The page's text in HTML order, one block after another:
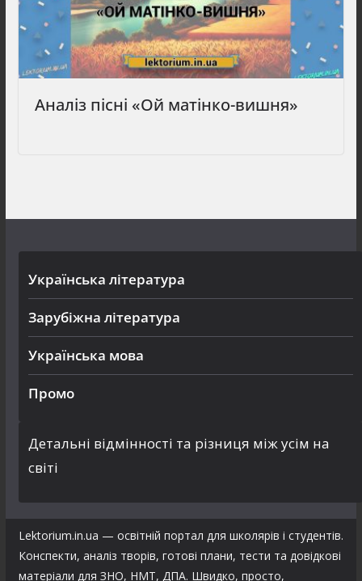
Аналіз пісні «Ой матінко-вишня»
Українська література
Зарубіжна література
Українська мова
Промо
Детальні відмінності та різниця між усім на
світі
Lektorium.in.ua — освітній портал для школярів і студентів.
Конспекти, аналіз творів, готові плани, тести та довідкові
матеріали для ЗНО, НМТ, ДПА. Швидко, просто,